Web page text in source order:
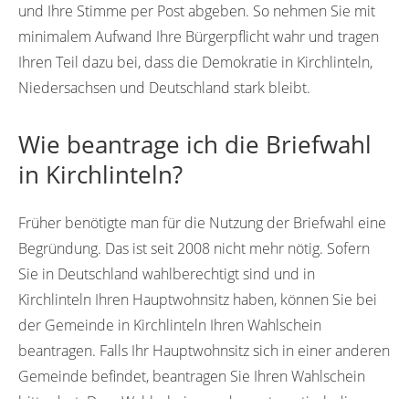
und Ihre Stimme per Post abgeben. So nehmen Sie mit
minimalem Aufwand Ihre Bürgerpflicht wahr und tragen
Ihren Teil dazu bei, dass die Demokratie in Kirchlinteln,
Niedersachsen und Deutschland stark bleibt.
Wie beantrage ich die Briefwahl
in Kirchlinteln?
Früher benötigte man für die Nutzung der Briefwahl eine
Begründung. Das ist seit 2008 nicht mehr nötig. Sofern
Sie in Deutschland wahlberechtigt sind und in
Kirchlinteln Ihren Hauptwohnsitz haben, können Sie bei
der Gemeinde in Kirchlinteln Ihren Wahlschein
beantragen. Falls Ihr Hauptwohnsitz sich in einer anderen
Gemeinde befindet, beantragen Sie Ihren Wahlschein